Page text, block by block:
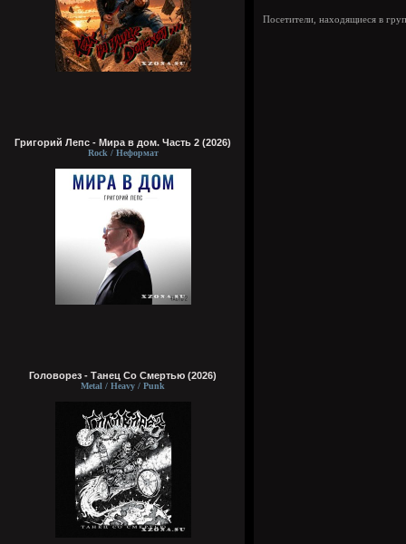
Григорий Лепс - Мира в дом. Часть 2 (2026)
Rock / Неформат
Головорез - Tанец Со Смертью (2026)
Metal / Heavy / Punk
Посетители, находящиеся в